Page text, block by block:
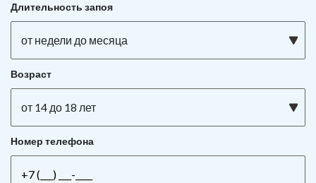
Длительность запоя
от недели до месяца
Возраст
от 14 до 18 лет
Номер телефона